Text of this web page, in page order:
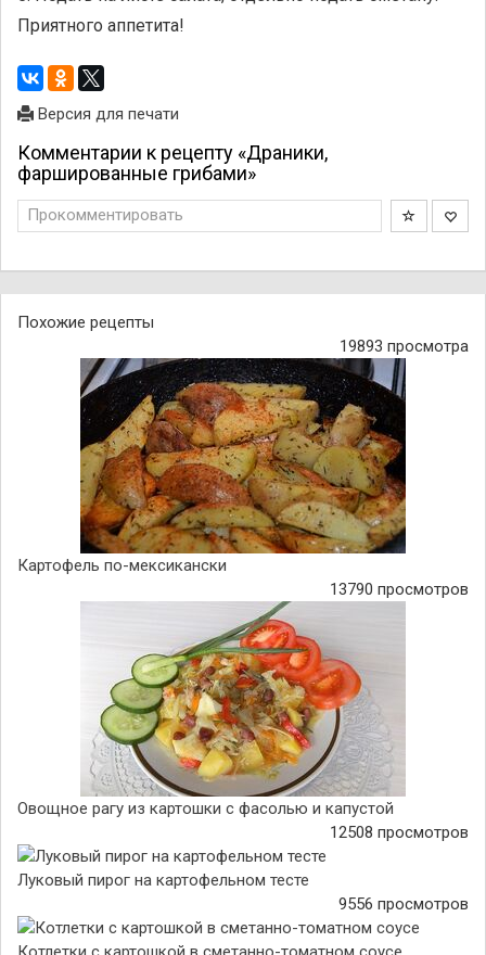
Приятного аппетита!
Версия для печати
Комментарии к рецепту «Драники,
фаршированные грибами»
Прокомментировать
Похожие рецепты
19893 просмотра
Картофель по-мексикански
13790 просмотров
Овощное рагу из картошки с фасолью и капустой
12508 просмотров
Луковый пирог на картофельном тесте
9556 просмотров